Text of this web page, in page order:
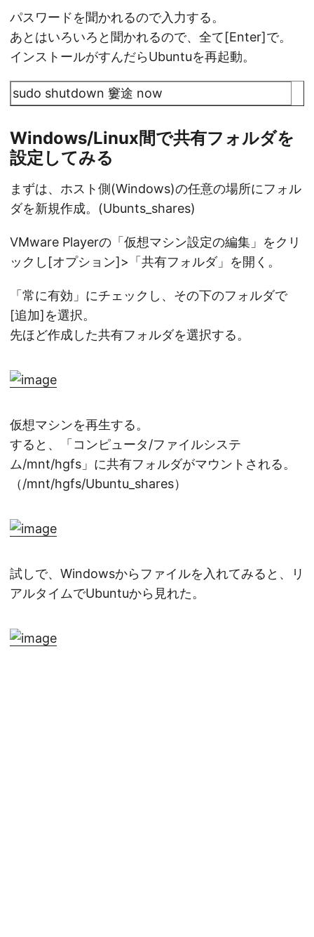
パスワードを聞かれるので入力する。
あとはいろいろと聞かれるので、全て[Enter]で。
インストールがすんだらUbuntuを再起動。
sudo shutdown 窶途 now
Windows/Linux間で共有フォルダを
設定してみる
まずは、ホスト側(Windows)の任意の場所にフォル
ダを新規作成。(Ubunts_shares)
VMware Playerの「仮想マシン設定の編集」をクリ
ックし[オプション]>「共有フォルダ」を開く。
「常に有効」にチェックし、その下のフォルダで
[追加]を選択。
先ほど作成した共有フォルダを選択する。
仮想マシンを再生する。
すると、「コンピュータ/ファイルシステ
ム/mnt/hgfs」に共有フォルダがマウントされる。
（/mnt/hgfs/Ubuntu_shares）
試しで、Windowsからファイルを入れてみると、リ
アルタイムでUbuntuから見れた。